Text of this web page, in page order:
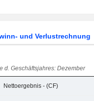
und Verlustrechnung
d. Geschäftsjahres: Dezember
Nettoergebnis - (CF)